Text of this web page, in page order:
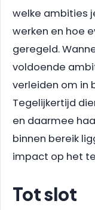
welke ambities
werken en hoe
geregeld.
voldoende
verleiden om in
Tegelijkertijd
en daarmee
binnen bereik
impact op het
Tot slot